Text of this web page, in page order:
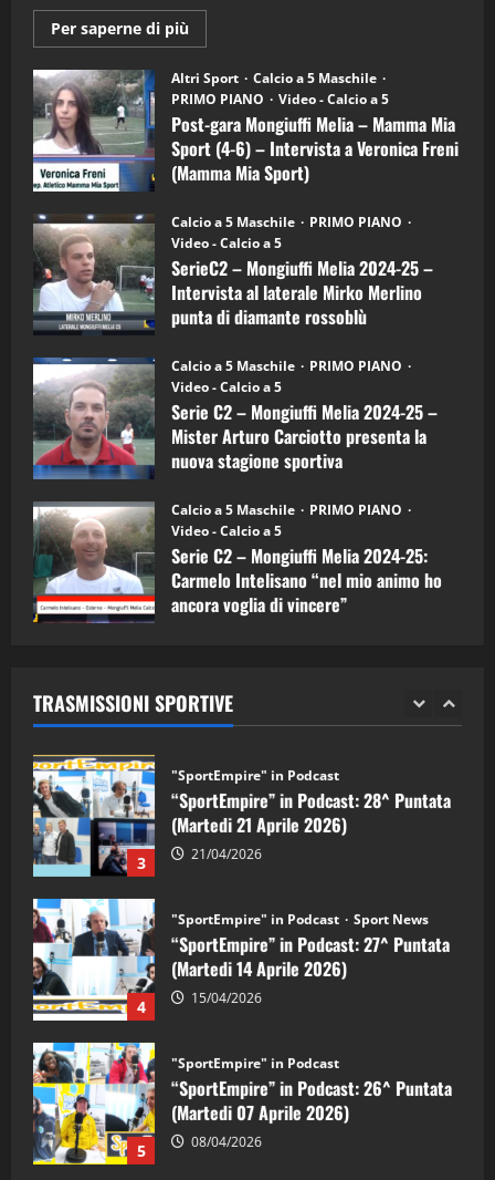
Per saperne di più
informazioni
Post-
gara
Mongiuffi
Melia
–
Mamma
Mia
Sport
6)
–
Intervista
a
mister
Arturo
Carciotto
(Mongiuffi
Altri Sport
Calcio a 5 Maschile
PRIMO PIANO
Video - Calcio a 5
Post-gara Mongiuffi Melia – Mamma Mia
Sport (4-6) – Intervista a Veronica Freni
(Mamma Mia Sport)
Calcio a 5 Maschile
PRIMO PIANO
Video - Calcio a 5
SerieC2 – Mongiuffi Melia 2024-25 –
Intervista al laterale Mirko Merlino
punta di diamante rossoblù
Calcio a 5 Maschile
PRIMO PIANO
Video - Calcio a 5
Serie C2 – Mongiuffi Melia 2024-25 –
Mister Arturo Carciotto presenta la
nuova stagione sportiva
Calcio a 5 Maschile
PRIMO PIANO
Video - Calcio a 5
Serie C2 – Mongiuffi Melia 2024-25:
Carmelo Intelisano “nel mio animo ho
ancora voglia di vincere”
TRASMISSIONI SPORTIVE
3
"SportEmpire" in Podcast
“SportEmpire” in Podcast: 28^ Puntata
(Martedi 21 Aprile 2026)
21/04/2026
4
“SportEmpire” in Podcast: 27^ Puntata
(Martedi 14 Aprile 2026)
15/04/2026
5
“SportEmpire” in Podcast: 26^ Puntata
(Martedi 07 Aprile 2026)
08/04/2026
1
“SportEmpire” in Podcast: 30^ Puntata
(Martedi 05 Maggio 2026)
08/05/2026
2 28/04/2026
3
"SportEmpire" in Podcast
“SportEmpire” in Podcast: 28^ Puntata
(Martedi 21 Aprile 2026)
21/04/2026
4
"SportEmpire" in Podcast Sport News
“SportEmpire” in Podcast: 27^ Puntata
(Martedi 14 Aprile 2026)
15/04/2026
5
"SportEmpire" in Podcast
“SportEmpire” in Podcast: 26^ Puntata
(Martedi 07 Aprile 2026)
08/04/2026